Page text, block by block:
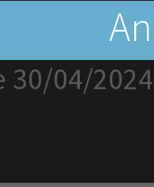
04/2024